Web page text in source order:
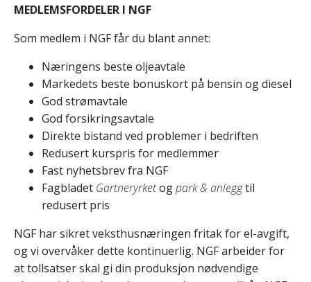
MEDLEMSFORDELER I NGF
Som medlem i NGF får du blant annet:
Næringens beste oljeavtale
Markedets beste bonuskort på bensin og diesel
God strømavtale
God forsikringsavtale
Direkte bistand ved problemer i bedriften
Redusert kurspris for medlemmer
Fast nyhetsbrev fra NGF
Fagbladet Gartneryrketogpark & anleggtil
redusert pris
NGF har sikret veksthusnæringen fritak for el-avgift,
og vi overvåker dette kontinuerlig. NGF arbeider for
at tollsatser skal gi din produksjon nødvendige